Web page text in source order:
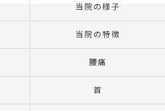
当院の様子
当院の特徴
腰痛
首